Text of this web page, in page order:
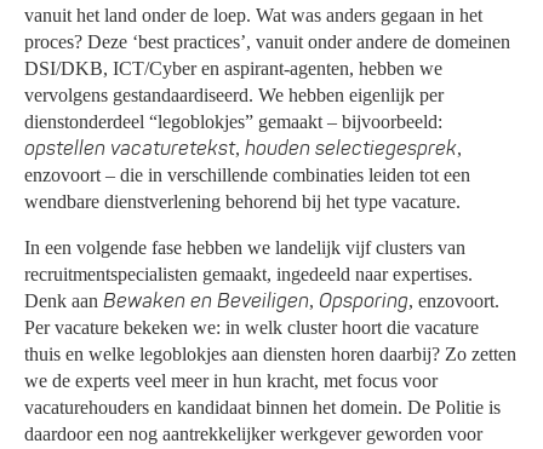
vanuit het land onder de loep. Wat was anders gegaan in het
proces? Deze ‘best practices’, vanuit onder andere de domeinen
DSI/DKB, ICT/Cyber en aspirant-agenten, hebben we
vervolgens gestandaardiseerd. We hebben eigenlijk per
dienstonderdeel “legoblokjes” gemaakt – bijvoorbeeld:
opstellen vacaturetekst,houden selectiegesprek,
enzovoort – die in verschillende combinaties leiden tot een
wendbare dienstverlening behorend bij het type vacature.
In een volgende fase hebben we landelijk vijf clusters van
recruitmentspecialisten gemaakt, ingedeeld naar expertises.
Denk aanBewaken en Beveiligen, Opsporing, enzovoort.
Per vacature bekeken we: in welk cluster hoort die vacature
thuis en welke legoblokjes aan diensten horen daarbij? Zo zetten
we de experts veel meer in hun kracht, met focus voor
vacaturehouders en kandidaat binnen het domein. De Politie is
daardoor een nog aantrekkelijker werkgever geworden voor